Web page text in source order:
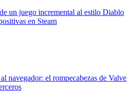
un juego incremental al estilo Diablo
en Steam
navegador: el rompecabezas de Valve